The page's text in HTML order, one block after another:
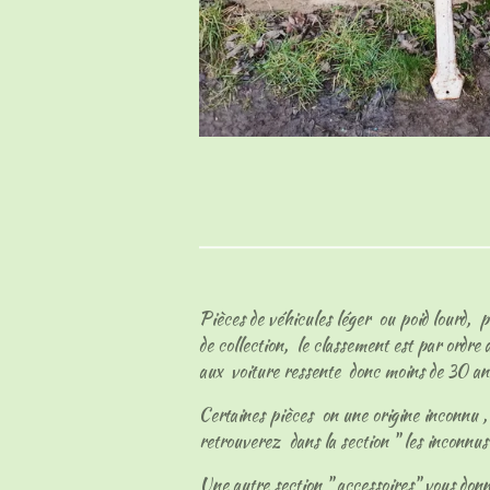
Pièces de véhicules léger ou poid
de collection, le classement est par
aux voiture ressente donc moins de 30
Certaines pièces on une origine inconnu
retrouverez dans la section " les